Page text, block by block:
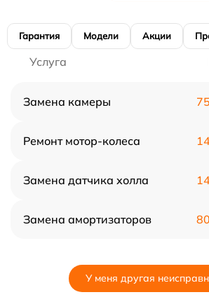
Гарантия Модели Акции
Услуга
Замена камеры
Ремонт мотор-колеса
Замена датчика холла
Замена амортизаторов
У меня другая